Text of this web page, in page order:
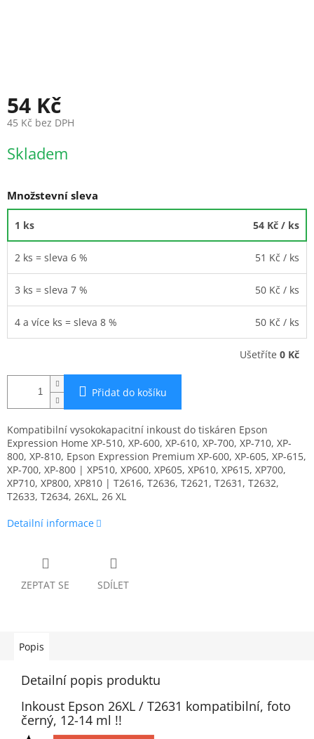
54 Kč
45 Kč bez DPH
cena:
Skladem
Množstevní sleva
1 ks 54 Kč / ks
2 ks = sleva 6 % 51 Kč / ks
3 ks = sleva 7 % 50 Kč / ks
4 a více ks = sleva 8 % 50 Kč / ks
Ušetříte 0 Kč
Přidat do košíku
Kompatibilní vysokokapacitní inkoust do tiskáren Epson
Expression Home XP-510, XP-600, XP-610, XP-700, XP-710, XP-
800, XP-810, Epson Expression Premium XP-600, XP-605, XP-615,
XP-700, XP-800 | XP510, XP600, XP605, XP610, XP615, XP700,
XP710, XP800, XP810 | T2616, T2636, T2621, T2631, T2632,
T2633, T2634, 26XL, 26 XL
Detailní informace
ZEPTAT SE SDÍLET
Popis
Detailní popis produktu
Inkoust Epson 26XL / T2631 kompatibilní, foto
černý, 12-14 ml !!